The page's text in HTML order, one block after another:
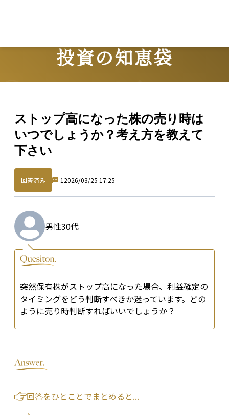
投資の知恵袋
ストップ高になった株の売り時は
いつでしょうか？考え方を教えて
下さい
回答済み 1 2026/03/25 17:25
男性30代
突然保有株がストップ高になった場合、利益確定の
タイミングをどう判断すべきか迷っています。どの
ように売り時判断すればいいでしょうか？
回答をひとことでまとめると...